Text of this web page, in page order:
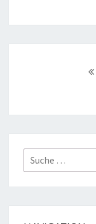
Suche
nach: